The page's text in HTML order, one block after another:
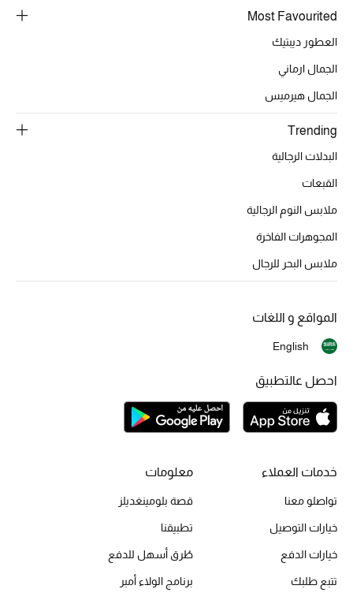
الهدايا
ما وصلنا حديثا
غرفة الطعام
الديكورات والإكسسوارات
الحمام
تسوقوا للمنزل
أبرز المصممين
Most Favourited
العطور ديبتيك
الجمال ارماني
الجمال هيرميس
Trending
البدلات الرجالية
القبعات
ملابس النوم الرجالية
المجوهرات الفاخرة
ملابس البحر للرجال
خدمات العملاء
تواصلو معنا
خيارات التوصيل
خيارات الدفع
تتبع طلبك
معلومات
قصة بلومينغديلز
تطبيقنا
طُرق أسهل للدفع
برنامج الولاء أمبر
المواقع و اللغات
English
احصل عالتطبيق